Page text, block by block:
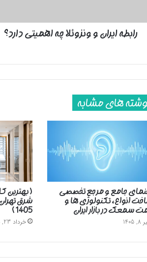
رابطه ایران و ونزوئلا چه اهمیتی دارد؟
های مشابه
جامع و مرجع تخصصی
انواع، تکنولوژی ها و
سمعک در بازار ایران
( بهترین
شرق
1405 )
خرداد 23, 1405